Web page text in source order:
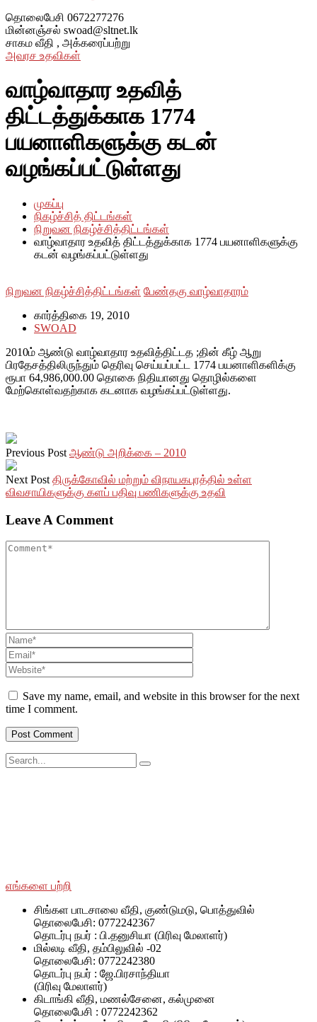
தொலைபேசி 0672277276
மின்னஞ்சல் swoad@sltnet.lk
சாகம வீதி , அக்கரைப்பற்று
அவரச உதவிகள்
வாழ்வாதார உதவித்
திட்டத்துக்காக 1774
பயனாளிகளுக்கு கடன்
வழங்கப்பட்டுள்ளது
முகப்பு
நிகழ்ச்சித் திட்டங்கள்
நிறுவன நிகழ்ச்சித்திட்டங்கள்
வாழ்வாதார உதவித் திட்டத்துக்காக 1774 பயனாளிகளுக்கு
கடன் வழங்கப்பட்டுள்ளது
நிறுவன நிகழ்ச்சித்திட்டங்கள் பேண்தகு வாழ்வாதாரம்
கார்த்திகை 19, 2010
SWOAD
2010ம் ஆண்டு வாழ்வாதார உதவித்திட்டத ;தின் கீழ் ஆறு
பிரதேசத்திலிருந்தும் தெரிவு செய்யப்பட்ட 1774 பயனாளிகளிக்கு
ரூபா 64,986,000.00 தொகை நிதியானது தொழில்களை
மேற்கொள்வதற்காக கடனாக வழங்கப்பட்டுள்ளது.
Previous Post ஆண்டு அறிக்கை – 2010
Next Post திருக்கோவில் மற்றும் விநாயகபுரத்தில் உள்ள
விவசாயிகளுக்கு களப் பதிவு பணிகளுக்கு உதவி
Leave A Comment
Save my name, email, and website in this browser for the next
time I comment.
எங்களை பற்றி
சிங்கள பாடசாலை வீதி, குண்டுமடு, பொத்துவில்
தொலைபேசி: 0772242367
தொடர்பு நபர் : பி.தனுசியா (பிரிவு மேலாளர்)
மில்லடி வீதி, தம்பிலுவில் -02
தொலைபேசி: 0772242380
தொடர்பு நபர் : ஜே.பிரசாந்தியா
(பிரிவு மேலாளர்)
கிடாங்கி வீதி, மணல்சேனை, கல்முனை
தொலைபேசி : 0772242362